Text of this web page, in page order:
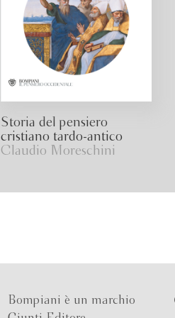
Storia del pensiero
cristiano tardo-antico
Claudio Moreschini
Bompiani è un marchio